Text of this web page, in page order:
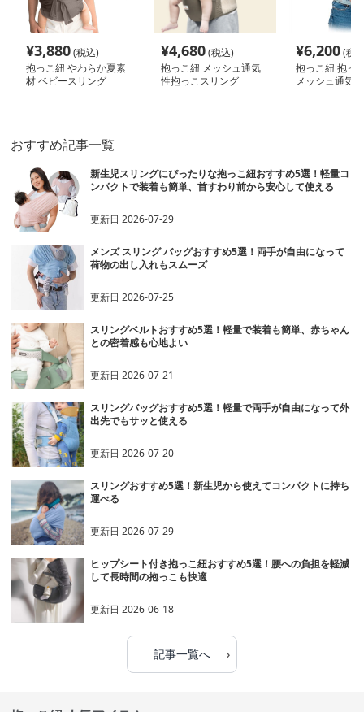
¥3,880(税込)
抱っこ紐 やわらか夏素
材 ベビースリング
¥4,680(税込)
抱っこ紐 メッシュ通気
性抱っこスリング
¥6,200(税
抱っこ紐 抱っ
メッシュ通気
おすすめ記事一覧
新生児スリングにぴったりな抱っこ紐おすすめ5選！軽量コ
ンパクトで装着も簡単、首すわり前から安心して使える
更新日2026-07-29
メンズ スリング バッグおすすめ5選！両手が自由になって
荷物の出し入れもスムーズ
更新日2026-07-25
スリングベルトおすすめ5選！軽量で装着も簡単、赤ちゃん
との密着感も心地よい
更新日2026-07-21
スリングバッグおすすめ5選！軽量で両手が自由になって外
出先でもサッと使える
更新日2026-07-20
スリングおすすめ5選！新生児から使えてコンパクトに持ち
運べる
更新日2026-07-29
ヒップシート付き抱っこ紐おすすめ5選！腰への負担を軽減
して長時間の抱っこも快適
更新日2026-06-18
記事一覧へ ›